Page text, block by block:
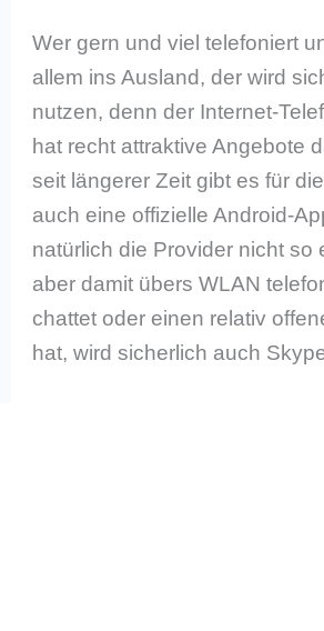
Wer gern und viel telefoniert
allem ins Ausland, der wird
nutzen, denn der Internet-
hat recht attraktive Angebote
seit längerer Zeit gibt es für
auch eine offizielle Android-
natürlich die Provider nicht so
aber damit übers WLAN
chattet oder einen relativ
hat, wird sicherlich auch